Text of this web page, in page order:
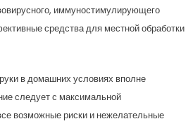
иммуностимулирующего
средства для местной обработки
в домашних условиях вполне
следует с максимальной
возможные риски и нежелательные